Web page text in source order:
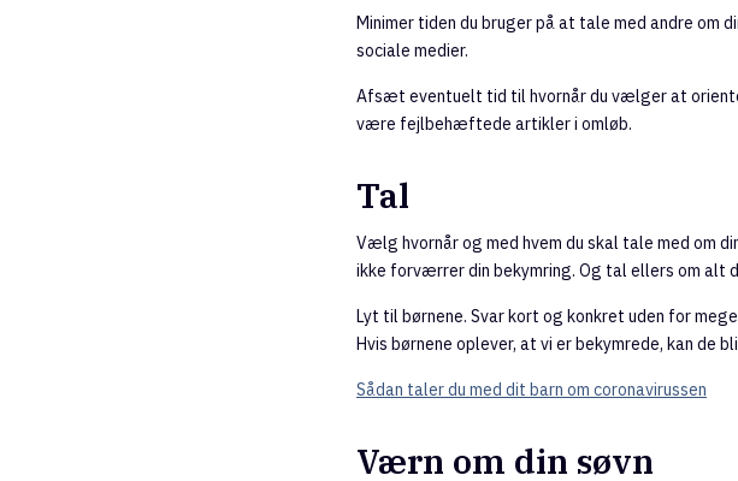
Minimer tiden du bruger på at tale med andre om
sociale medier.
Afsæt eventuelt tid til hvornår du vælger at
være fejlbehæftede artikler i omløb.
Tal
Vælg hvornår og med hvem du skal tale med om
ikke forværrer din bekymring. Og tal ellers om alt
Lyt til børnene. Svar kort og konkret uden for
Hvis børnene oplever, at vi er bekymrede, kan de
Sådan taler du med dit barn om coronavirussen
Værn om din søvn